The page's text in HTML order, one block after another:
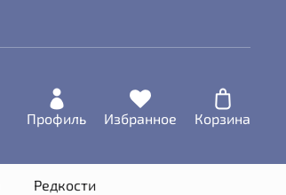
Профиль Избранное Корзина
Редкости